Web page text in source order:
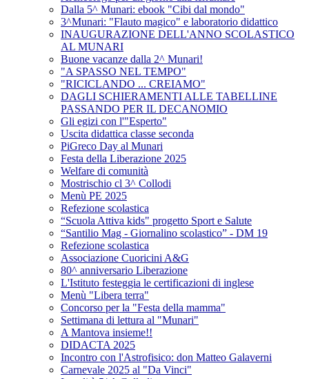
Dalla 5^ Munari: ebook "Cibi dal mondo"
3^Munari: "Flauto magico" e laboratorio didattico
INAUGURAZIONE DELL'ANNO SCOLASTICO
AL MUNARI
Buone vacanze dalla 2^ Munari!
"A SPASSO NEL TEMPO"
"RICICLANDO ... CREIAMO"
DAGLI SCHIERAMENTI ALLE TABELLINE
PASSANDO PER IL DECANOMIO
Gli egizi con l'"Esperto"
Uscita didattica classe seconda
PiGreco Day al Munari
Festa della Liberazione 2025
Welfare di comunità
Mostrischio cl 3^ Collodi
Menù PE 2025
Refezione scolastica
“Scuola Attiva kids" progetto Sport e Salute
“Santilio Mag - Giornalino scolastico” - DM 19
Refezione scolastica
Associazione Cuoricini A&G
80^ anniversario Liberazione
L'Istituto festeggia le certificazioni di inglese
Menù "Libera terra"
Concorso per la "Festa della mamma"
Settimana di lettura al "Munari"
A Mantova insieme!!
DIDACTA 2025
Incontro con l'Astrofisico: don Matteo Galaverni
Carnevale 2025 al "Da Vinci"